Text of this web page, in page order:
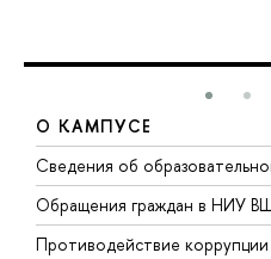
О КАМПУСЕ
Сведения об
Обращения граждан в НИУ
Противодействие коррупции